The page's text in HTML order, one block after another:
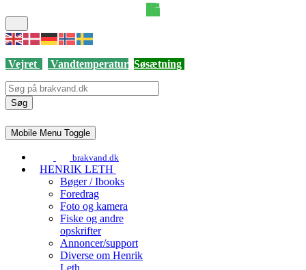
Vejret Vandtemperatur Søsætning
Søg
Mobile Menu Toggle
brakvand.dk
HENRIK LETH
Bøger / Ibooks
Foredrag
Foto og kamera
Fiske og andre
opskrifter
Annoncer/support
Diverse om Henrik
Leth